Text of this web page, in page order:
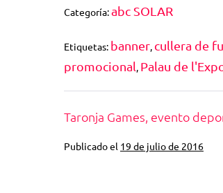
Categoría:abc SOLAR
Etiquetas: banner, cullera de
promocional, Palau de
Taronja Games, evento
Publicado el 19 de julio de 2016